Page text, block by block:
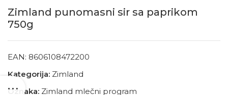
Zimland punomasni sir sa paprikom
750g
EAN: 8606108472200
Kategorija: Zimland
Oznaka: Zimland mlečni program